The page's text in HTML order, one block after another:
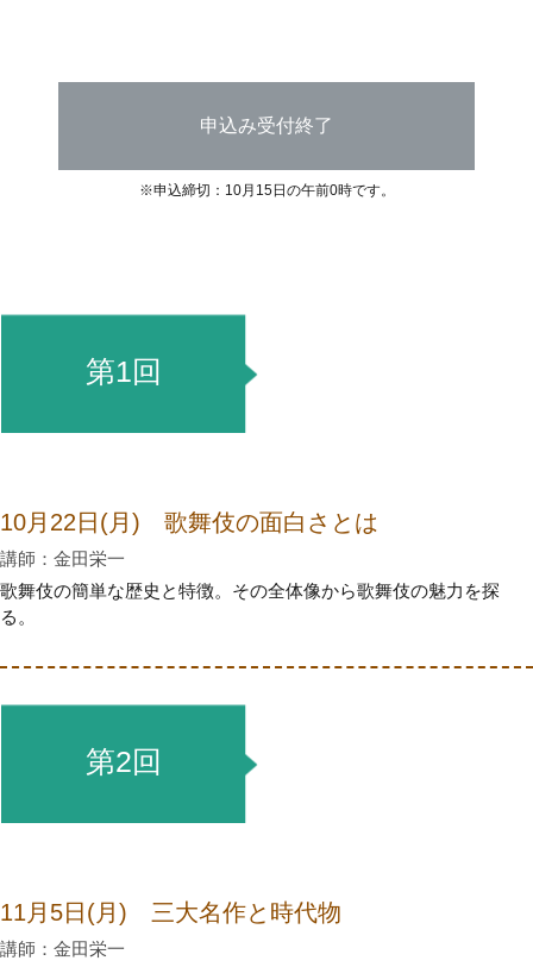
申込み受付終了
※申込締切：10月15日の午前0時です。
第1回
10月22日(月) 歌舞伎の面白さとは
講師：金田栄一
歌舞伎の簡単な歴史と特徴。その全体像から歌舞伎の魅力を探
る。
第2回
11月5日(月) 三大名作と時代物
講師：金田栄一